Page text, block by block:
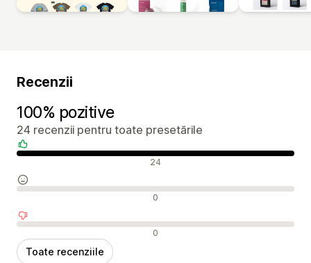
Recenzii
100% pozitive
24 recenzii pentru toate presetările
Recenzii pozitive 24
Recenzii neutre 0
Recenzii negative 0
Toate recenziile